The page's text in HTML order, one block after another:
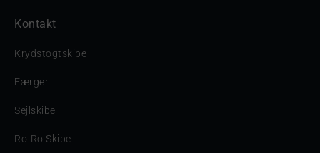
Kontakt
Krydstogtskibe
Færger
Sejlskibe
Ro-Ro Skibe